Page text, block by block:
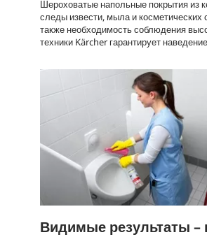
Шероховатые напольные покрытия из
следы извести, мыла и косметических
также необходимость соблюдения
техники Kärcher гарантирует
Видимые результаты